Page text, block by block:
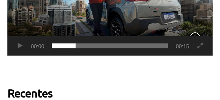
00:00 00:15
Recentes